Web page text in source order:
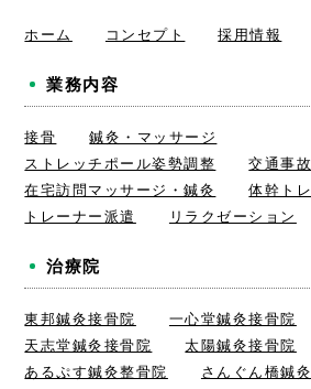
ホーム コンセプト 採用情報
業務内容
接骨
鍼灸・マッサージ
ストレッチポール姿勢調整
交通事
在宅訪問マッサージ・鍼灸
体幹ト
トレーナー派遣
リラクゼーション
治療院
東邦鍼灸接骨院
一心堂鍼灸接骨院
天志堂鍼灸接骨院
太陽鍼灸接骨院
あるぷす鍼灸整骨院
さんぐん橋鍼